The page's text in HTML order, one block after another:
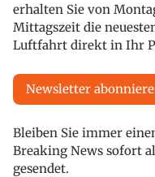
erhalten Sie von
Mittagszeit die
Luftfahrt direkt in Ihr
Newsletter
Bleiben Sie immer
Breaking News sofort
gesendet.